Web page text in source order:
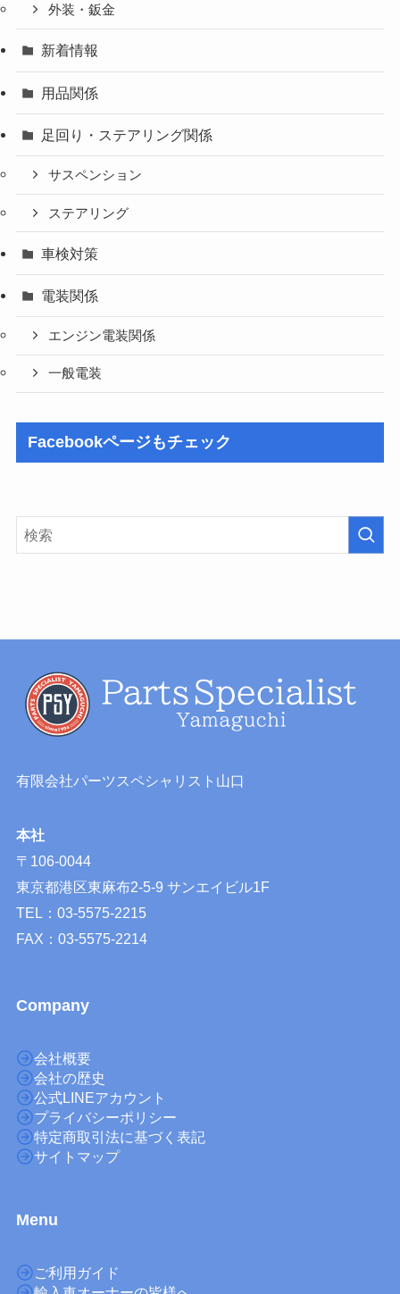
外装・鈑金
新着情報
用品関係
足回り・ステアリング関係
サスペンション
ステアリング
車検対策
電装関係
エンジン電装関係
一般電装
Facebookページもチェック
有限会社パーツスペシャリスト山口
本社
〒106-0044
東京都港区東麻布2-5-9 サンエイビル1F
TEL：03-5575-2215
FAX：03-5575-2214
Company
会社概要
会社の歴史
公式LINEアカウント
プライバシーポリシー
特定商取引法に基づく表記
サイトマップ
Menu
ご利用ガイド